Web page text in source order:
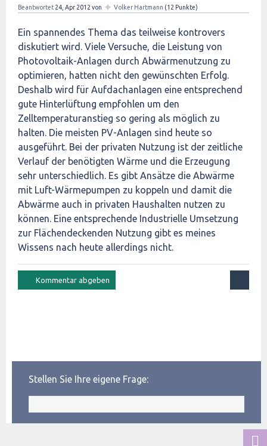
Beantwortet 24, Apr 2012 von ✦ Volker Hartmann (12 Punkte)
Ein spannendes Thema das teilweise kontrovers
diskutiert wird. Viele Versuche, die Leistung von
Photovoltaik-Anlagen durch Abwärmenutzung zu
optimieren, hatten nicht den gewünschten Erfolg.
Deshalb wird für Aufdachanlagen eine entsprechend
gute Hinterlüftung empfohlen um den
Zelltemperaturanstieg so gering als möglich zu
halten. Die meisten PV-Anlagen sind heute so
ausgeführt. Bei der privaten Nutzung ist der zeitliche
Verlauf der benötigten Wärme und die Erzeugung
sehr unterschiedlich. Es gibt Ansätze die Abwärme
mit Luft-Wärmepumpen zu koppeln und damit die
Abwärme auch in privaten Haushalten nutzen zu
können. Eine entsprechende Industrielle Umsetzung
zur Flächendeckenden Nutzung gibt es meines
Wissens nach heute allerdings nicht.
Stellen Sie Ihre eigene Frage: